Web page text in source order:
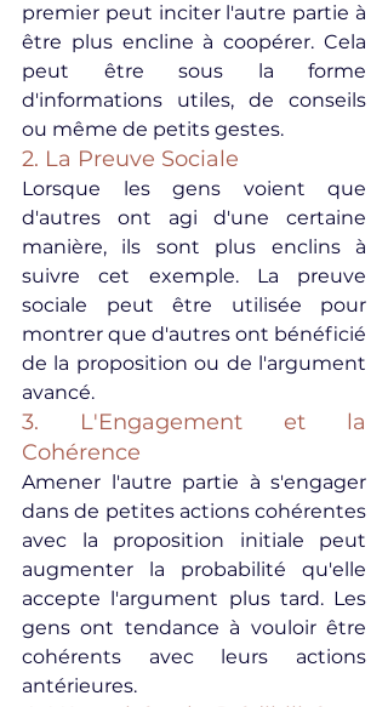
premier peut inciter l'autre partie à
être plus encline à coopérer. Cela
peut être sous la forme
d'informations utiles, de conseils
ou même de petits gestes.
2. La Preuve Sociale
Lorsque les gens voient que
d'autres ont agi d'une certaine
manière, ils sont plus enclins à
suivre cet exemple. La preuve
sociale peut être utilisée pour
montrer que d'autres ont bénéficié
de la proposition ou de l'argument
avancé.
3. L'Engagement et la
Cohérence
Amener l'autre partie à s'engager
dans de petites actions cohérentes
avec la proposition initiale peut
augmenter la probabilité qu'elle
accepte l'argument plus tard. Les
gens ont tendance à vouloir être
cohérents avec leurs actions
antérieures.